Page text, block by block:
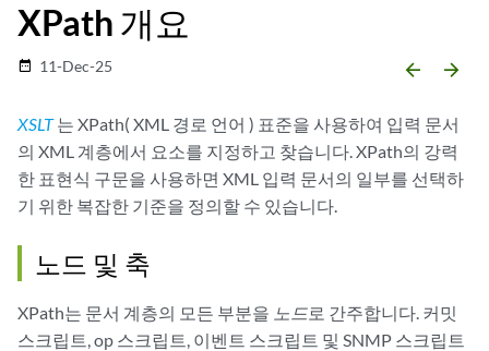
XPath 개요
date_range 11-Dec-25 arrow_backward arrow_forward
XSLT는 XPath( XML 경로 언어 ) 표준을 사용하여 입력 문서
의 XML 계층에서 요소를 지정하고 찾습니다. XPath의 강력
한 표현식 구문을 사용하면 XML 입력 문서의 일부를 선택하
기 위한 복잡한 기준을 정의할 수 있습니다.
노드 및 축
XPath는 문서 계층의 모든 부분을 노드로 간주합니다. 커밋
스크립트, op 스크립트, 이벤트 스크립트 및 SNMP 스크립트